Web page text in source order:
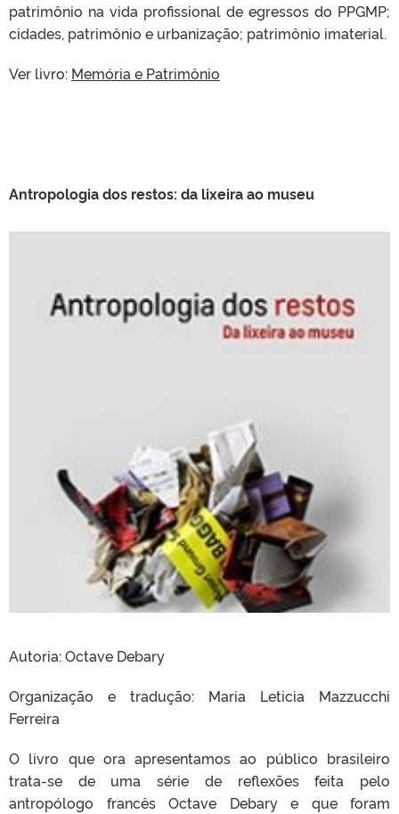
patrimônio na vida profissional de egressos do PPGMP;
cidades, patrimônio e urbanização; patrimônio imaterial.
Ver livro: Memória e Patrimônio
Antropologia dos restos: da lixeira ao museu
Autoria: Octave Debary
Organização e tradução: Maria Leticia Mazzucchi
Ferreira
O livro que ora apresentamos ao público brasileiro
trata-se de uma série de reflexões feita pelo
antropólogo francês Octave Debary e que foram